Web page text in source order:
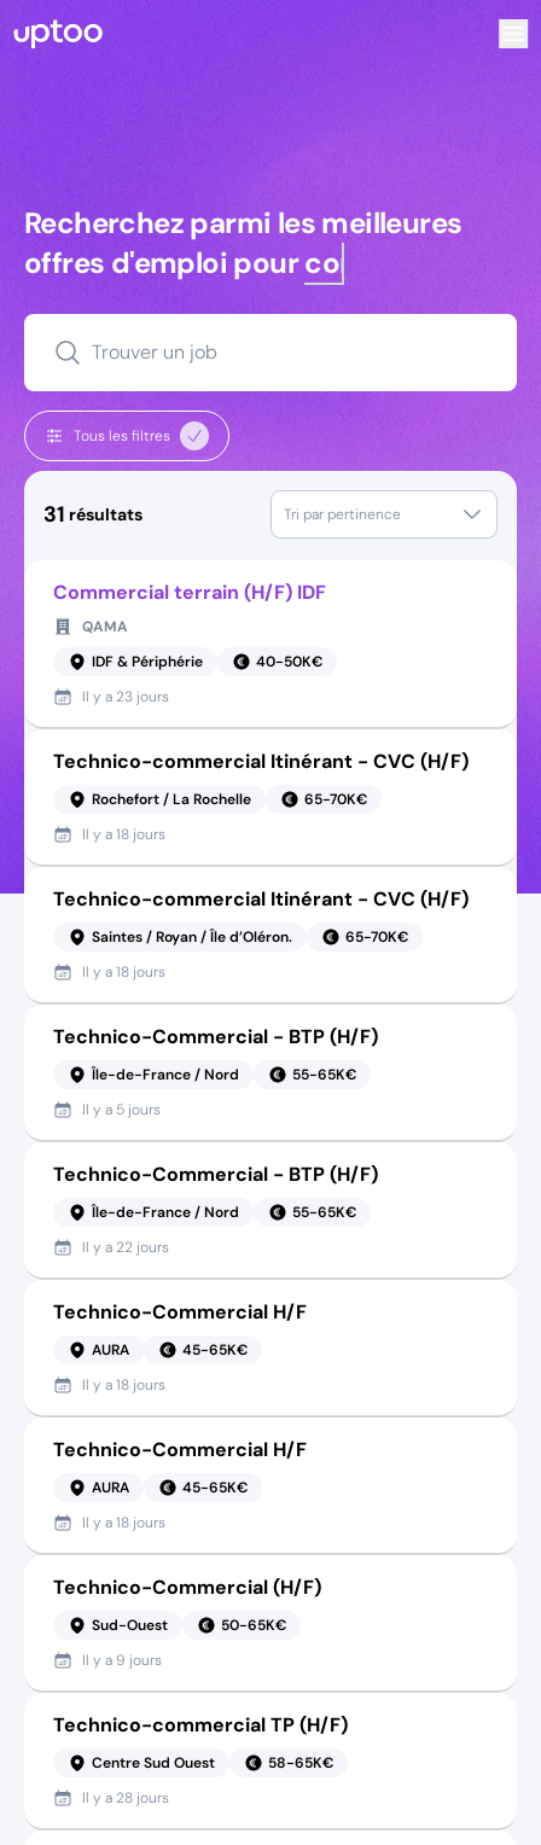
Recherchez parmi les meilleures
Recherchez parmi les meilleures
offres d'emploi pourcommerciaux
Trouver un job
Tous les filtres
31 résultats Tri par pertinence
Commercial terrain (H/F) IDF
QAMA
IDF & Périphérie
40-50K€
Il y a 23 jours
Technico-commercial Itinérant - CVC (H/F)
Rochefort / La Rochelle
65-70K€
Il y a18 jours
Technico-commercial Itinérant - CVC (H/F)
Saintes / Royan / Île d’Oléron.
65-70K€
Il y a18 jours
Technico-Commercial - BTP (H/F)
Île-de-France / Nord
55-65K€
Il y a 5 jours
Technico-Commercial - BTP (H/F)
Île-de-France / Nord
55-65K€
Il y a 22 jours
Technico-Commercial H/F
AURA
45-65K€
Il y a18 jours
Technico-Commercial H/F
AURA
45-65K€
Il y a18 jours
Technico-Commercial (H/F)
Sud-Ouest
50-65K€
Il y a 9 jours
Technico-commercial TP (H/F)
Centre Sud Ouest
58-65K€
Il y a 28 jours